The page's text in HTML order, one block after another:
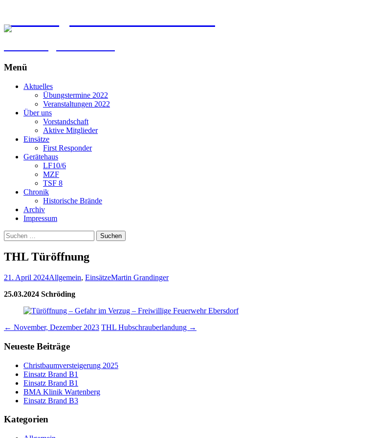
Menü
SpringeAktuelles
Übungstermine 2022
Veranstaltungen 2022
Über uns
Vorstandschaft
Aktive Mitglieder
Einsätze
First Responder
Gerätehaus
LF10/6
MZF
TSF 8
Chronik
Historische Brände
Archiv
Impressum
Suchen
nach:
THL Türöffnung
21. April 2024Allgemein, EinsätzeMartin Grandinger
25.03.2024 Schröding
Beitrags-
Navigation
← November, Dezember 2023 THL Hubschrauberlandung →
Neueste Beiträge
Christbaumversteigerung 2025
Einsatz Brand B1
Einsatz Brand B1
BMA Klinik Wartenberg
Einsatz Brand B3
Kategorien